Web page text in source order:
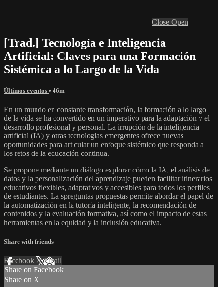
Close Open
[Trad.] Tecnología e Inteligencia
Artificial: Claves para una Formación
Sistémica a lo Largo de la Vida
Últimos eventos • 46m
En un mundo en constante transformación, la formación a lo largo
de la vida se ha convertido en un imperativo para la adaptación y el
desarrollo profesional y personal. La irrupción de la inteligencia
artificial (IA) y otras tecnologías emergentes ofrece nuevas
oportunidades para articular un enfoque sistémico que responda a
los retos de la educación continua.
Se propone mediante un diálogo explorar cómo la IA, el análisis de
datos y la personalización del aprendizaje pueden facilitar itinerarios
educativos flexibles, adaptativos y accesibles para todos los perfiles
de estudiantes. La spreguntas propuestas permite abordar el papel de
la automatización en la tutoría inteligente, la recomendación de
contenidos y la evaluación formativa, así como el impacto de estas
herramientas en la equidad y la inclusión educativa.
Share with friends
Facebook XEmail
Share on Facebook
Share on X